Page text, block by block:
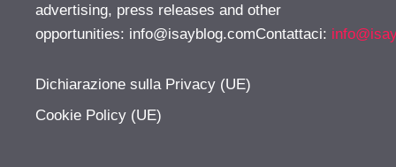
advertising, press releases and other
opportunities: info@isayblog.comContattaci:
Dichiarazione sulla Privacy (UE)
Cookie Policy (UE)